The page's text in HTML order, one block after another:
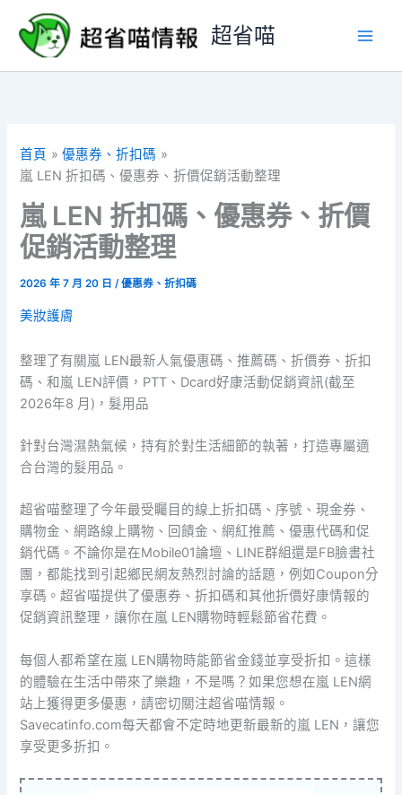
要
超省喵
首頁
優惠券、折扣碼
嵐 LEN 折扣碼、優惠券、折價促銷活動整理
嵐 LEN 折扣碼、優惠券、折價
促銷活動整理
2026 年 7 月 20 日/優惠券、折扣碼
美妝護膚
整理了有關嵐 LEN最新人氣優惠碼、推薦碼、折價券、折扣
碼、和嵐 LEN評價，PTT、Dcard好康活動促銷資訊(截至
2026年8 月)，髮用品
針對台灣濕熱氣候，持有於對生活細節的執著，打造專屬適
合台灣的髮用品。
超省喵整理了今年最受矚目的線上折扣碼、序號、現金券、
購物金、網路線上購物、回饋金、網紅推薦、優惠代碼和促
銷代碼。不論你是在Mobile01論壇、LINE群組還是FB臉書社
團，都能找到引起鄉民網友熱烈討論的話題，例如Coupon分
享碼。超省喵提供了優惠券、折扣碼和其他折價好康情報的
促銷資訊整理，讓你在嵐 LEN購物時輕鬆節省花費。
每個人都希望在嵐 LEN購物時能節省金錢並享受折扣。這樣
的體驗在生活中帶來了樂趣，不是嗎？如果您想在嵐 LEN網
站上獲得更多優惠，請密切關注超省喵情報。
Savecatinfo.com每天都會不定時地更新最新的嵐 LEN，讓您
享受更多折扣。